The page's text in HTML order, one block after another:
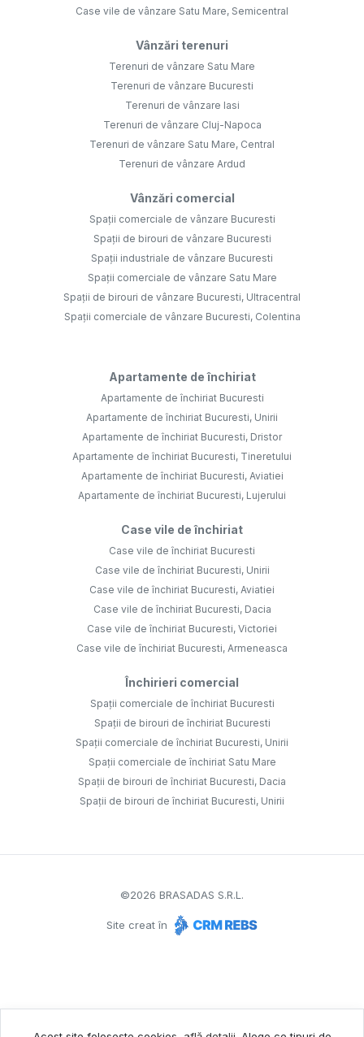
Case vile de vânzare Satu Mare, Semicentral
Vânzări terenuri
Terenuri de vânzare Satu Mare
Terenuri de vânzare Bucuresti
Terenuri de vânzare Iasi
Terenuri de vânzare Cluj-Napoca
Terenuri de vânzare Satu Mare, Central
Terenuri de vânzare Ardud
Vânzări comercial
Spații comerciale de vânzare Bucuresti
Spații de birouri de vânzare Bucuresti
Spații industriale de vânzare Bucuresti
Spații comerciale de vânzare Satu Mare
Spații de birouri de vânzare Bucuresti, Ultracentral
Spații comerciale de vânzare Bucuresti, Colentina
Apartamente de închiriat
Apartamente de închiriat Bucuresti
Apartamente de închiriat Bucuresti, Unirii
Apartamente de închiriat Bucuresti, Dristor
Apartamente de închiriat Bucuresti, Tineretului
Apartamente de închiriat Bucuresti, Aviatiei
Apartamente de închiriat Bucuresti, Lujerului
Case vile de închiriat
Case vile de închiriat Bucuresti
Case vile de închiriat Bucuresti, Unirii
Case vile de închiriat Bucuresti, Aviatiei
Case vile de închiriat Bucuresti, Dacia
Case vile de închiriat Bucuresti, Victoriei
Case vile de închiriat Bucuresti, Armeneasca
Închirieri comercial
Spații comerciale de închiriat Bucuresti
Spații de birouri de închiriat Bucuresti
Spații comerciale de închiriat Bucuresti, Unirii
Spații comerciale de închiriat Satu Mare
Spații de birouri de închiriat Bucuresti, Dacia
Spații de birouri de închiriat Bucuresti, Unirii
©2026 BRASADAS S.R.L.
Site creat în